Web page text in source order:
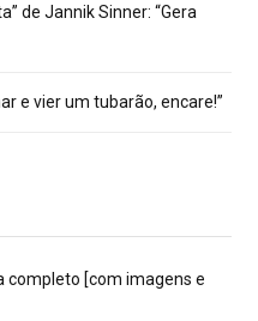
de Jannik Sinner: “Gera
e vier um tubarão, encare!”
completo [com imagens e